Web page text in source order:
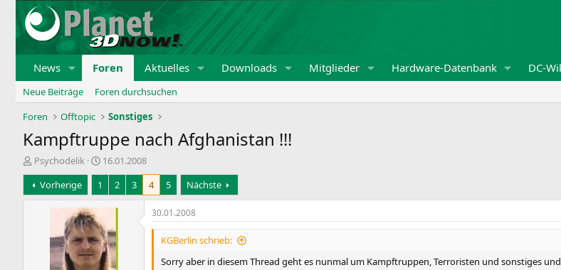
News Foren Aktuelles Downloads Mitglieder Hardware-Datenbank DC-
Neue Beiträge
Foren durchsuchen
Foren
Offtopic Sonstiges
Kampftruppe nach Afghanistan !!!
E
r
s
t
Psychodelik
E
r
t
l
l
t
a
16.01.2008
Vorherige
1 2 3 4 5 Nächste
30.01.2008
KGBerlin schrieb:
Sorry aber in diesem Thread geht es nunmal um Kampftruppen, Terroristen und sonstiges